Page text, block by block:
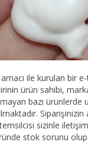
ile kurulan bir
ürün sahibi,
bazı ürünlerde
Siparişinizin
sizinle
stok sorunu olup